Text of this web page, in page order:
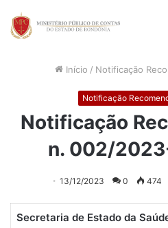
Início / Notificação
Notificação
Notificação
n. 002/
13/12/2023 0 474
Secretaria de Estado da